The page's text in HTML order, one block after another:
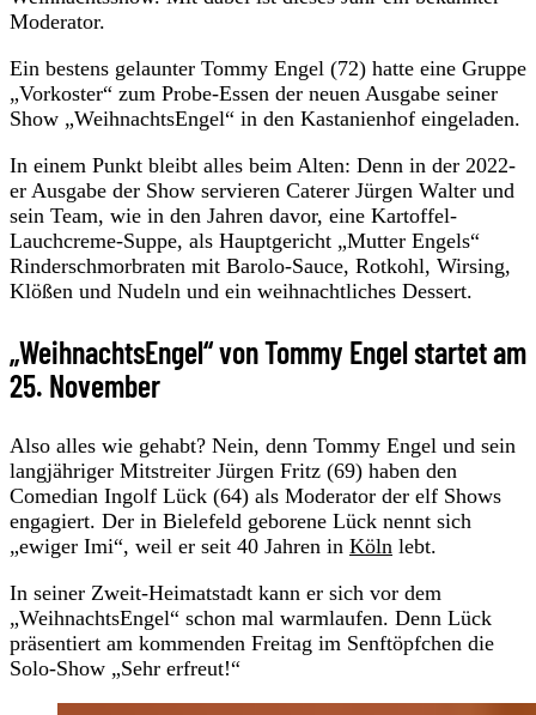
Moderator.
Ein bestens gelaunter Tommy Engel (72) hatte eine Gruppe
„Vorkoster“ zum Probe-Essen der neuen Ausgabe seiner
Show „WeihnachtsEngel“ in den Kastanienhof eingeladen.
In einem Punkt bleibt alles beim Alten: Denn in der 2022-
er Ausgabe der Show servieren Caterer Jürgen Walter und
sein Team, wie in den Jahren davor, eine Kartoffel-
Lauchcreme-Suppe, als Hauptgericht „Mutter Engels“
Rinderschmorbraten mit Barolo-Sauce, Rotkohl, Wirsing,
Klößen und Nudeln und ein weihnachtliches Dessert.
„WeihnachtsEngel“ von Tommy Engel startet am
25. November
Also alles wie gehabt? Nein, denn Tommy Engel und sein
langjähriger Mitstreiter Jürgen Fritz (69) haben den
Comedian Ingolf Lück (64) als Moderator der elf Shows
engagiert. Der in Bielefeld geborene Lück nennt sich
„ewiger Imi“, weil er seit 40 Jahren in Köln lebt.
In seiner Zweit-Heimatstadt kann er sich vor dem
„WeihnachtsEngel“ schon mal warmlaufen. Denn Lück
präsentiert am kommenden Freitag im Senftöpfchen die
Solo-Show „Sehr erfreut!“